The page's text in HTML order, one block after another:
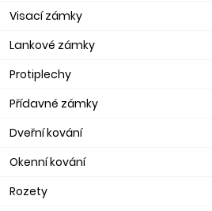
Visací zámky
Lankové zámky
Protiplechy
Přídavné zámky
Dveřní kování
Okenní kování
Rozety